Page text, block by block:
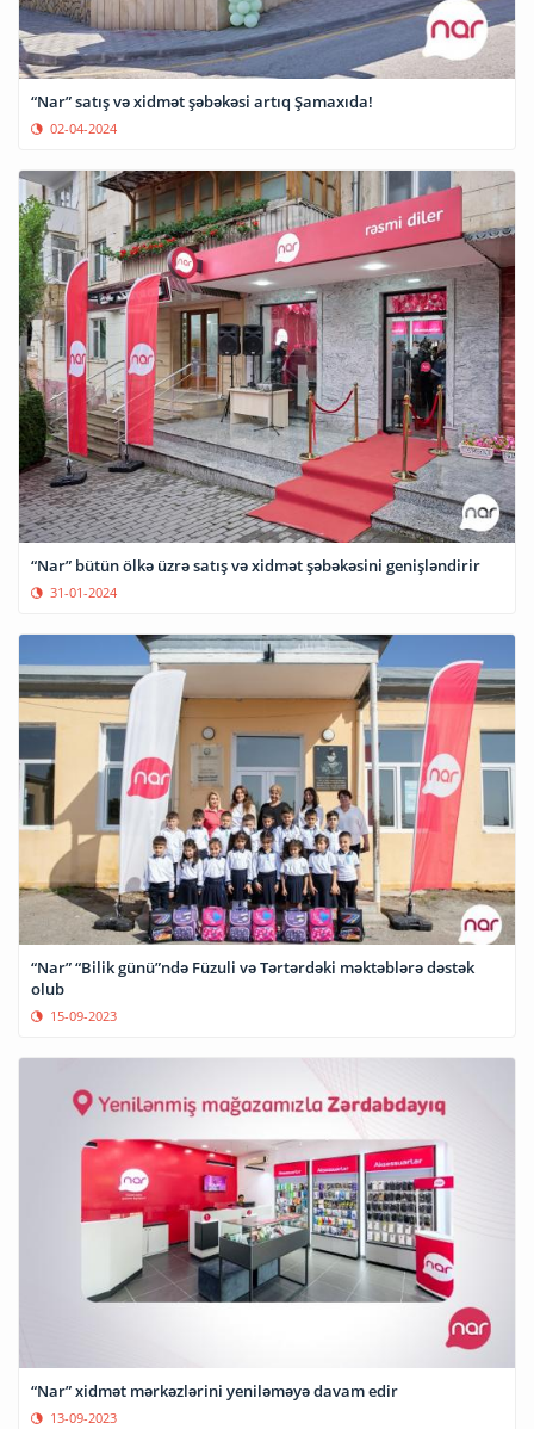
“Nar” satış və xidmət şəbəkəsi artıq Şamaxıda!
02-04-2024
“Nar” bütün ölkə üzrə satış və xidmət şəbəkəsini genişləndirir
31-01-2024
“Nar” “Bilik günü”ndə Füzuli və Tərtərdəki məktəblərə dəstək
olub
15-09-2023
“Nar” xidmət mərkəzlərini yeniləməyə davam edir
13-09-2023